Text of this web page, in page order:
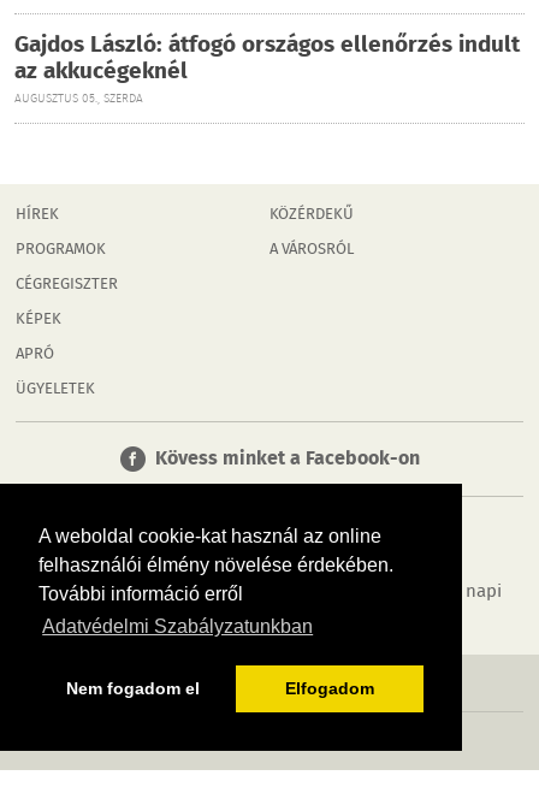
A weboldal cookie-kat használ az online
felhasználói élmény növelése érdekében.
További információ erről
Adatvédelmi Szabályzatunkban
Nem fogadom el Elfogadom
Gajdos László: átfogó országos ellenőrzés indult
az akkucégeknél
AUGUSZTUS 05., SZERDA
HÍREK
PROGRAMOK
CÉGREGISZTER
KÉPEK
APRÓ
ÜGYELETEK
KÖZÉRDEKŰ
A VÁROSRÓL
Kövess minket a Facebook-on
Tudj meg többet városodról! Hírek, programok, képek, napi
menü, cégek…. és minden, ami Mosonmagyaróvár
MÉDIAAJÁNLÓ ADATVÉDELEM IMPRESSZUM RÓLUNK